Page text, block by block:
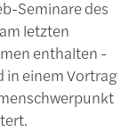
Seminare des
letzten
enthalten -
in einem Vortrag